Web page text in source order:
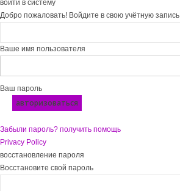
войти в систему
Добро пожаловать! Войдите в свою учётную запись
Ваше имя пользователя
Ваш пароль
Забыли пароль? получить помощь
Privacy Policy
восстановление пароля
Восстановите свой пароль